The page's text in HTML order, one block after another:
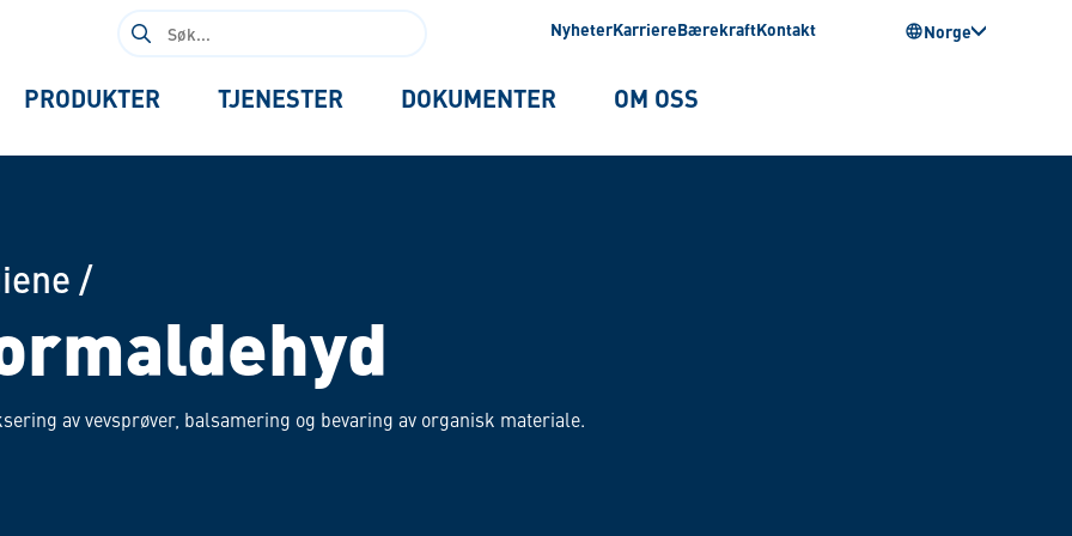
Søk
etter:
NyheterKarriereBærekraftKontakt Norge
PRODUKTER TJENESTER DOKUMENTER OM OSS
/
av vevsprøver, balsamering og bevaring av organisk materiale.